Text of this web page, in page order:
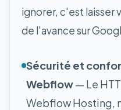
ignorer, c'est laisser
de l'avance sur
Sécurité et
Webflow— Le
Webflow Hosting,